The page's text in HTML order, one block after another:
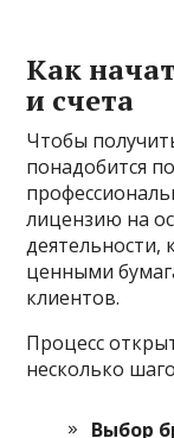
Как
и счета
Чтобы
понадобится
лицензию на
деятельности,
ценными
клиентов.
Процесс
несколько
Выбор